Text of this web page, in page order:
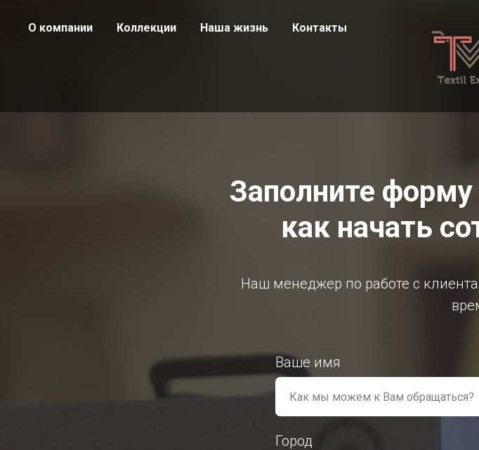
О компании Коллекции Наша жизнь Контакты
Заполните
как начать
Наш менеджер по работе с
Ваше имя
Город